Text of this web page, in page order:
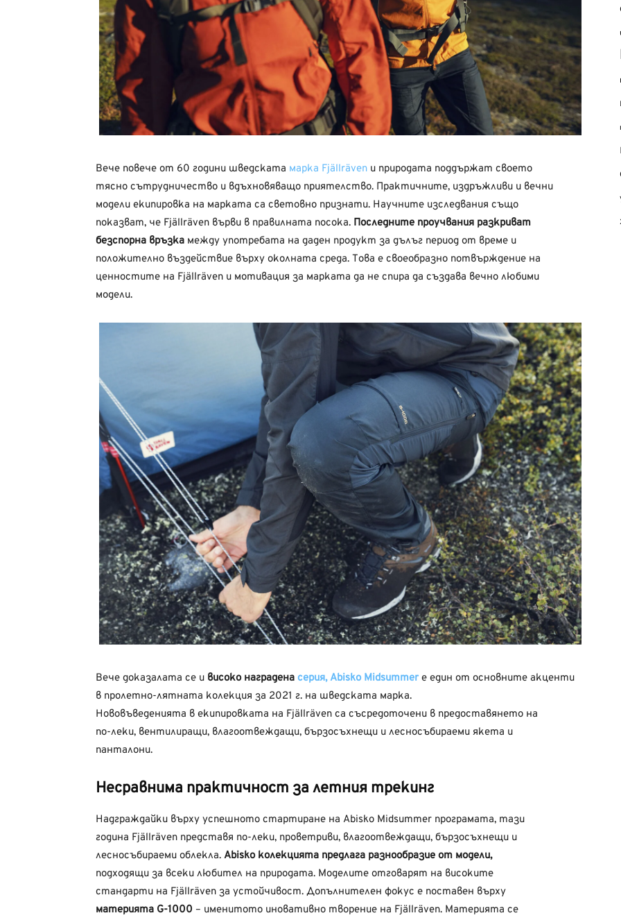
Вече повече от 60 години шведската марка Fjällräven и природата поддържат своето
тясно сътрудничество и вдъхновяващо приятелство. Практичните, издръжливи и вечни
модели екипировка на марката са световно признати. Научните изследвания също
показват, че Fjällräven върви в правилната посока. Последните проучвания разкриват
безспорна връзка между употребата на даден продукт за дълъг период от време и
положително въздействие върху околната среда. Това е своеобразно потвърждение на
ценностите на Fjällräven и мотивация за марката да не спира да създава вечно любими
модели.
Вече доказалата се и високо наградена серия, Abisko Midsummer е един от основните акценти
в пролетно-лятната колекция за 2021 г. на шведската марка.
Нововъведенията в екипировката на Fjällräven са съсредоточени в предоставянето на
по-леки, вентилиращи, влагоотвеждащи, бързосъхнещи и лесносъбираеми якета и
панталони.
Несравнима практичност за летния трекинг
Надграждайки върху успешното стартиране на Abisko Midsummer програмата, тази
година Fjällräven представя по-леки, проветриви, влагоотвеждащи, бързосъхнещи и
лесносъбираеми облекла. Abisko колекцията предлага разнообразие от модели,
подходящи за всеки любител на природата. Моделите отговарят на високите
стандарти на Fjällräven за устойчивост. Допълнителен фокус е поставен върху
материята G-1000 – именитото иновативно творение на Fjällräven. Материята се